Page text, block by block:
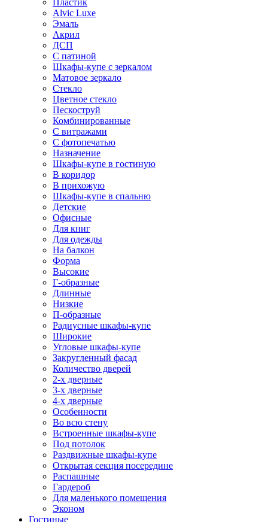
Пластик
Alvic Luxe
Эмаль
Акрил
ДСП
С патиной
Шкафы-купе с зеркалом
Матовое зеркало
Стекло
Цветное стекло
Пескоструй
Комбинированные
С витражами
С фотопечатью
Назначение
Шкафы-купе в гостиную
В коридор
В прихожую
Шкафы-купе в спальню
Детские
Офисные
Для книг
Для одежды
На балкон
Форма
Высокие
Г-образные
Длинные
Низкие
П-образные
Радиусные шкафы-купе
Широкие
Угловые шкафы-купе
Закругленный фасад
Количество дверей
2-х дверные
3-х дверные
4-х дверные
Особенности
Во всю стену
Встроенные шкафы-купе
Под потолок
Раздвижные шкафы-купе
Открытая секция посередине
Распашные
Гардероб
Для маленького помещения
Эконом
Гостиные